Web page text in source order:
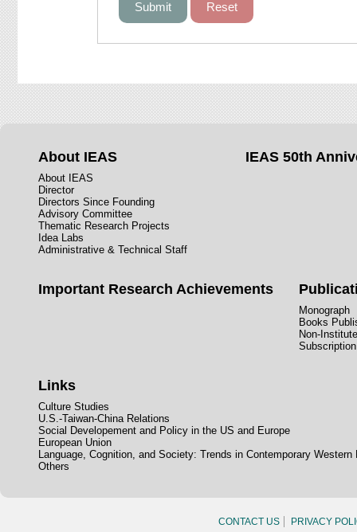
About IEAS
About IEAS
Director
Directors Since Founding
Advisory Committee
Thematic Research Projects
Idea Labs
Administrative & Technical Staff
IEAS 50th
Important Research Achievements
Monograph
Books
Non-
Links
Culture Studies
U.S.-Taiwan-China Relations
Social Developement and Policy in the US and Europe
European Union
Language, Cognition, and Society: Trends in Contemporary Western
Others
CONTACT US PRIVACY